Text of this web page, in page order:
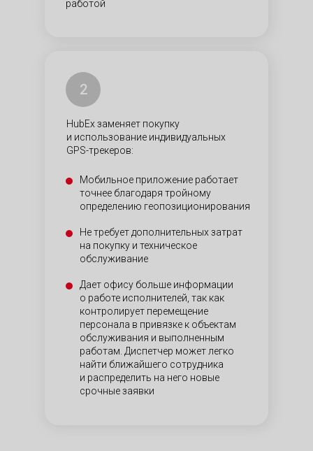
работой
Дает офису больше информации
о работе исполнителей, так как
контролирует перемещение
персонала в привязке к объектам
обслуживания и выполненным
работам. Диспетчер может легко
найти ближайшего сотрудника
и распределить на него новые
срочные заявки
2
HubEx заменяет покупку
и использование индивидуальных
GPS-трекеров:
Мобильное приложение работает
точнее благодаря тройному
определению геопозиционирования
Не требует дополнительных затрат
на покупку и техническое
обслуживание